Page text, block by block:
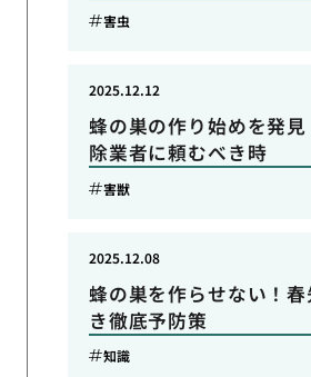
害虫
蜂の巣の作り始めを発
除業者に頼むべき時
2025.12.12
害獣
蜂の巣を作らせない！
き徹底予防策
2025.12.08
知識